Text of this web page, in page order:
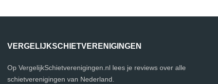
VERGELIJKSCHIETVERENIGINGEN
Op VergelijkSchietverenigingen.nl lees je reviews over alle
schietverenigingen van Nederland.